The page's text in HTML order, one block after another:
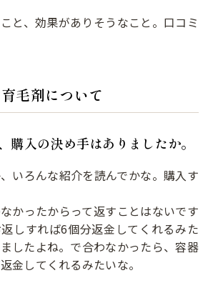
と、効果がありそうなこと。口コミ
毛剤について
購入の決め手はありましたか。
いろんな紹介を読んでかな。購入す
かったからって返すことはないです
しすれば6個分返金してくれるみた
したよね。で合わなかったら、容器
金してくれるみたいな。